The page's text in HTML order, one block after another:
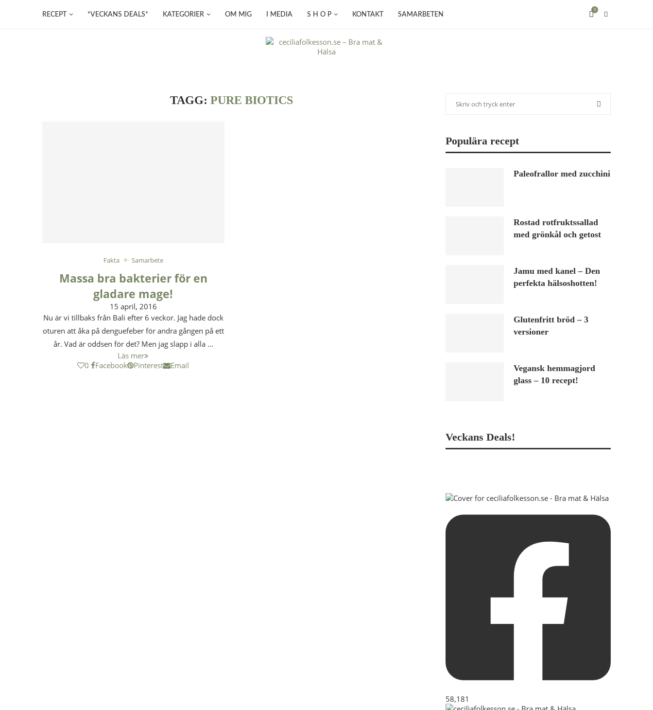
RECEPT *VECKANS DEALS* KATEGORIER OM MIG I MEDIA S H O P KONTAKT SAMARBETEN
0
TAGG:PURE BIOTICS
Fakta Samarbete
Massa bra bakterier för en
gladare mage!
15 april, 2016
Nu är vi tillbaks från Bali efter 6 veckor. Jag hade dock
oturen att åka på denguefeber för andra gången på ett
år. Vad är oddsen för det? Men jag slapp i alla …
Läs mer
0
Facebook Pinterest Email
Populära recept
Paleofrallor med zucchini
Rostad rotfruktssallad
med grönkål och getost
Jamu med kanel – Den
perfekta hälsoshotten!
Glutenfritt bröd – 3
versioner
Vegansk hemmagjord
glass – 10 recept!
Veckans Deals!
58,181